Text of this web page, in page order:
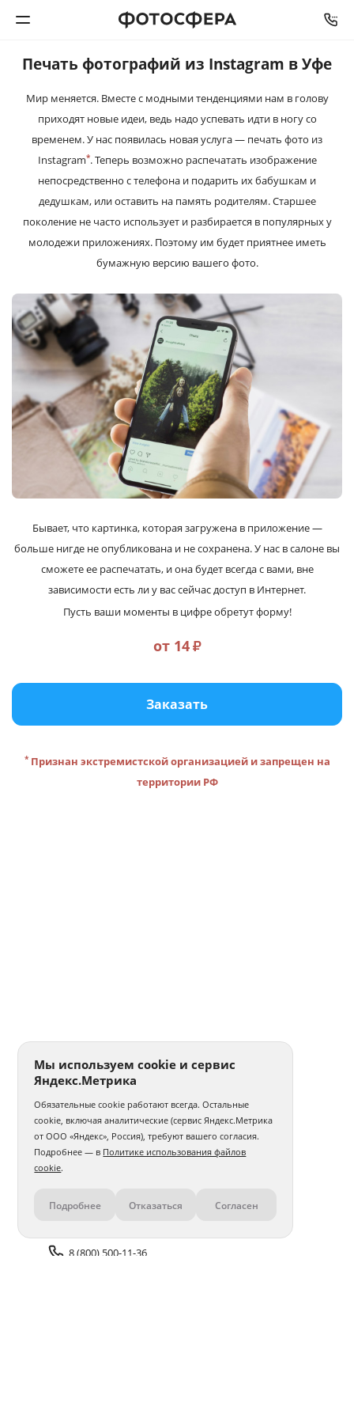
Фотокниги
Календари
Интерьерная печать
Фотоподарки
Багетная мастерская
Полиграфия
Услуги и сервис
Магазин
Печать фотографий из Instagram в Уфе
Мир меняется. Вместе с модными тенденциями нам в голову
приходят новые идеи, ведь надо успевать идти в ногу со
временем. У нас появилась новая услуга — печать фото из
Instagram*. Теперь возможно распечатать изображение
непосредственно с телефона и подарить их бабушкам и
дедушкам, или оставить на память родителям. Старшее
поколение не часто использует и разбирается в популярных у
молодежи приложениях. Поэтому им будет приятнее иметь
бумажную версию вашего фото.
Бывает, что картинка, которая загружена в приложение —
больше нигде не опубликована и не сохранена. У нас в салоне вы
сможете ее распечатать, и она будет всегда с вами, вне
зависимости есть ли у вас сейчас доступ в Интернет.
Пусть ваши моменты в цифре обретут форму!
от 14₽
Заказать
*Признан экстремистской организацией и запрещен на
территории РФ
Контакты
8 (800) 500-11-36
Мы используем cookie и сервис
Яндекс.Метрика
Обязательные cookie работают всегда. Остальные
cookie, включая аналитические (сервис Яндекс.Метрика
от ООО «Яндекс», Россия), требуют вашего согласия.
Подробнее — в Политике использования файлов
cookie.
Подробнее Отказаться Согласен